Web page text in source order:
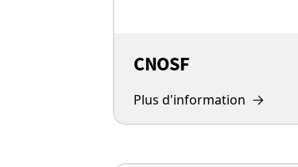
CNOSF
Plus d'information